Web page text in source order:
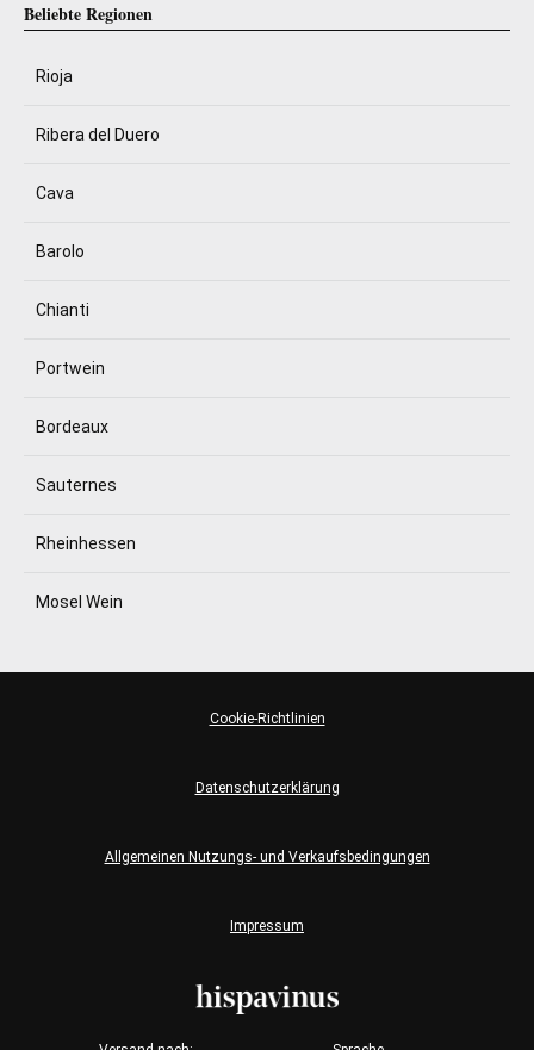
Beliebte Regionen
Rioja
Ribera del Duero
Cava
Barolo
Chianti
Portwein
Bordeaux
Sauternes
Rheinhessen
Mosel Wein
Impressum
Allgemeinen Nutzungs- und Verkaufsbedingungen
Datenschutzerklärung
Cookie-Richtlinien